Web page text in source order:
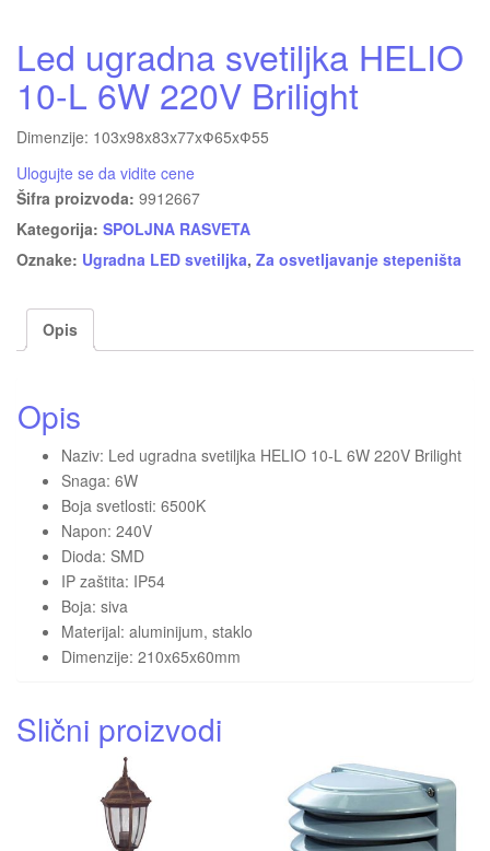
Led ugradna svetiljka HELIO
10-L 6W 220V Brilight
Dimenzije: 103x98x83x77xФ65xФ55
Ulogujte se da vidite cene
Šifra proizvoda: 9912667
Kategorija: SPOLJNA RASVETA
Oznake: Ugradna LED svetiljka, Za osvetljavanje stepeništa
Opis
Opis
Naziv: Led ugradna svetiljka HELIO 10-L 6W 220V Brilight
Snaga: 6W
Boja svetlosti: 6500K
Napon: 240V
Dioda: SMD
IP zaštita: IP54
Boja: siva
Materijal: aluminijum, staklo
Dimenzije: 210x65x60mm
Slični proizvodi